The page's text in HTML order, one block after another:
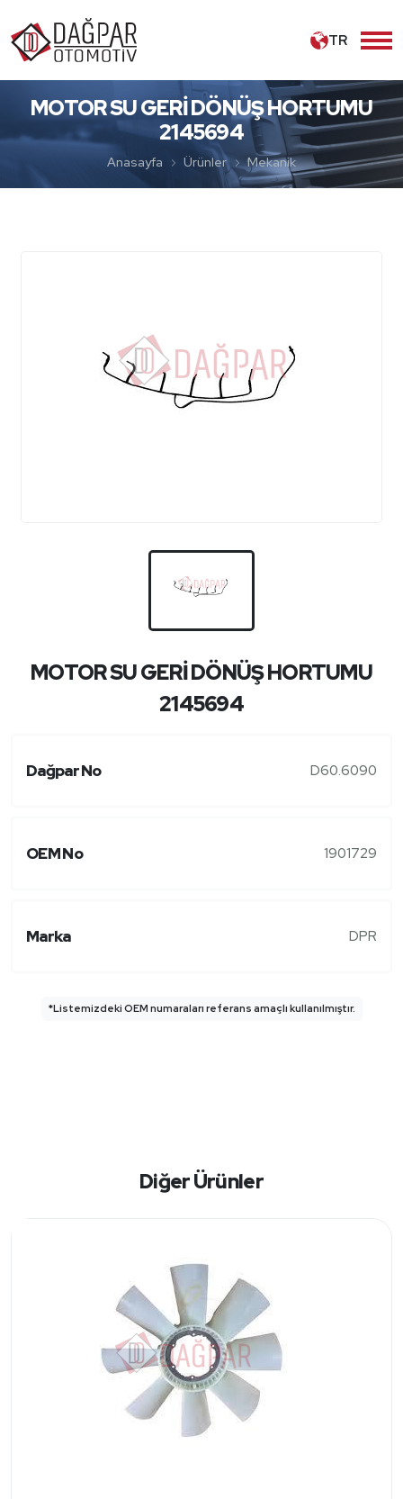
TR
MOTOR SU GERİ DÖNÜŞ HORTUMU
2145694
Anasayfa Ürünler Mekanik
MOTOR SU GERİ DÖNÜŞ HORTUMU
2145694
Dağpar No D60.6090
OEM No 1901729
Marka DPR
*Listemizdeki OEM numaraları referans amaçlı kullanılmıştır.
Diğer Ürünler